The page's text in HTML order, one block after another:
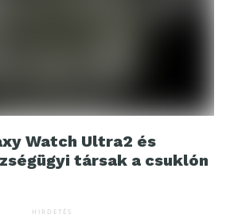
Watch Ultra2 és
társak a csuklón
HIRDETÉS